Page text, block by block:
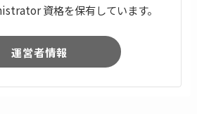
資格を保有しています。
運営者情報